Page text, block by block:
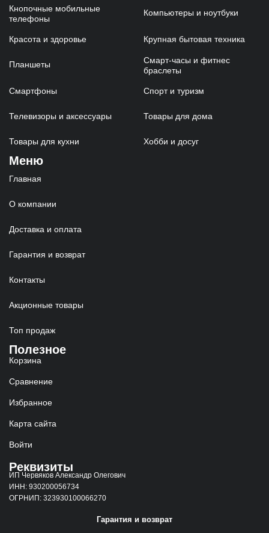
Кнопочные мобильные
телефоны
Компьютеры и ноутбуки
Красота и здоровье Крупная бытовая техника
Планшеты
Смарт-часы и фитнес
браслеты
Смартфоны Спорт и туризм
Телевизоры и аксессуары Товары для дома
Товары для кухни Хобби и досуг
Меню
Главная
О компании
Доставка и оплата
Гарантия и возврат
Контакты
Акционные товары
Топ продаж
Полезное
Корзина
Сравнение
Избранное
Карта сайта
Войти
Реквизиты
ИП Червяков Александр Олегович
ИНН: 930200056734
ОГРНИП: 323930100066270
Гарантия и возврат